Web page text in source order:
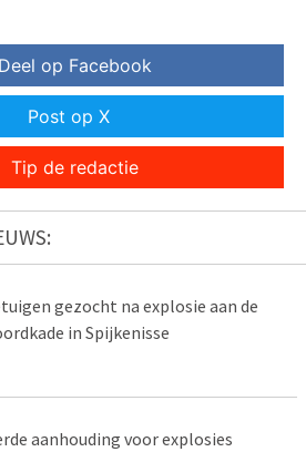
Deel op Facebook
Post op X
Tip de redactie
gezocht na explosie aan de
in Spijkenisse
aanhouding voor explosies